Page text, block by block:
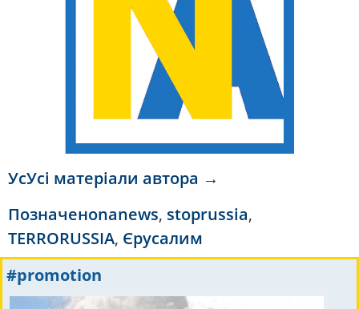
УсУсі матеріали автора →
Позначеноnanews, stoprussia,
TERRORUSSIA, Єрусалим
#promotion